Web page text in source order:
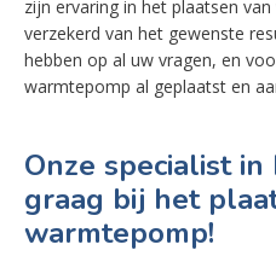
zijn ervaring in het plaatsen
verzekerd van het gewenste
hebben op al uw vragen, en
warmtepomp al geplaatst en
Onze specialist
graag bij het
warmtepomp!